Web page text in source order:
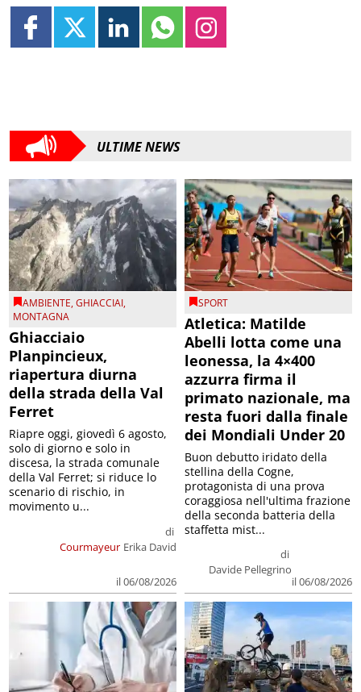
ULTIME NEWS
AMBIENTE,GHIACCIAI,
MONTAGNA
Ghiacciaio
Planpincieux,
riapertura diurna
della strada della Val
Ferret
Courmayeur
di
Erika David
il 06/08/2026
Riapre oggi, giovedì 6 agosto,
solo di giorno e solo in
discesa, la strada comunale
della Val Ferret; si riduce lo
scenario di rischio, in
movimento u...
SPORT
Atletica: Matilde
Abelli lotta come una
leonessa, la 4×400
azzurra firma il
primato nazionale, ma
resta fuori dalla finale
dei Mondiali Under 20
di
Davide Pellegrino
il 06/08/2026
Buon debutto iridato della
stellina della Cogne,
protagonista di una prova
coraggiosa nell'ultima frazione
della seconda batteria della
staffetta mist...